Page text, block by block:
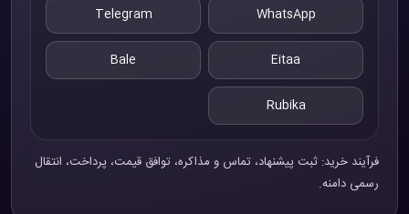
WhatsApp
Telegram
Eitaa
Bale
Rubika
فرآیند خرید: ثبت پیشنهاد، تماس و مذاکره، توافق قیمت، پرداخت، انتقال
رسمی دامنه.